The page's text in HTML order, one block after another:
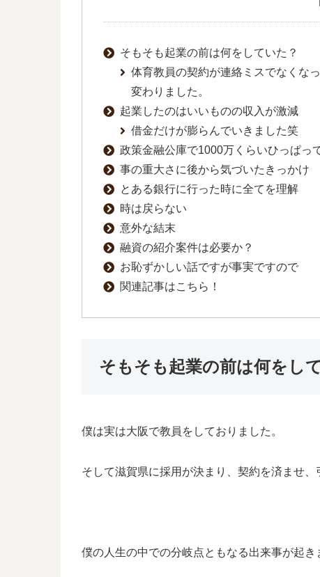
そもそも起業の前は何をしていた？
体育教員の契約が連絡ミスでなくな
変わりました。
起業したのはいいものの収入が激減
借金だけが膨らんでいきました笑
政策金融公庫で1000万くらいひっぱっ
事の重大さに後から気づいたきっかけ
とある銀行に行った時に全てを理解
時は戻らない
意外な結末
融資の紹介案件は必要か？
お恥ずかしい話ですが事実ですので
関連記事はこちら！
そもそも起業の前は何をし
僕は実は大阪で教員をしておりました。
そして滋賀県に採用が決まり、契約を済ませ、
僕の人生の中での分岐点ともなる出来事が起き